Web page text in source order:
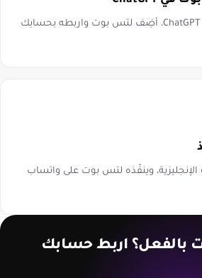
من دليل التطبيقات في ChatGPT، أضِف لتس بوت واربطه بحسابك
الإنجليزية، وينفّذه لتس بوت على واتساب
بالفعل؟ اربط حسابك